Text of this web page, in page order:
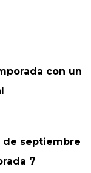
con un
de septiembre
7